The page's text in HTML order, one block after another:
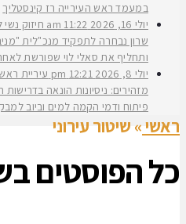
במעמד ראש העירייה רז קינסטליך
יולי 16, 2026
11:22 am
חיזוק
שרון נבחרה לתפקיד מנכ"לית
ותחליף את סאלי לוי שפורשת לאחר 14 שנים
יולי 8, 2026
12:21 pm
עיריית
מזהירים: ניסיונות הונאה
פיתוח ודמי הקמה למים וביוב
ראשי» שיטור עירוני
כל הפוסטים ב